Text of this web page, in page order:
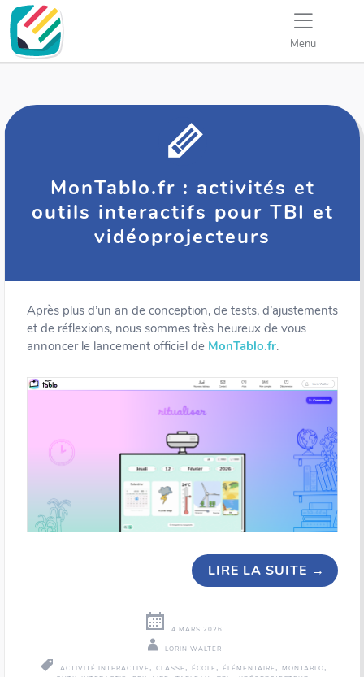
Menu
MonTablo.fr : activités et
outils interactifs pour TBI et
vidéoprojecteurs
Après plus d’un an de conception, de tests, d’ajustements
et de réflexions, nous sommes très heureux de vous
annoncer le lancement officiel de MonTablo.fr.
LIRE LA SUITE →
4 MARS 2026
LORIN WALTER
ACTIVITÉ INTERACTIVE , CLASSE , ÉCOLE , ÉLÉMENTAIRE , MONTABLO,